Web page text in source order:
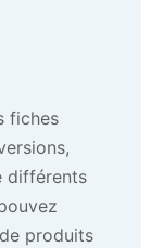
fiches
différents
produits